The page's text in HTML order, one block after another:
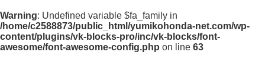
Warning: Undefined variable $fa_family in
/home/c2588873/public_html/yumikohonda-net.com/wp-
content/plugins/vk-blocks-pro/inc/vk-blocks/font-
awesome/font-awesome-config.php on line 63